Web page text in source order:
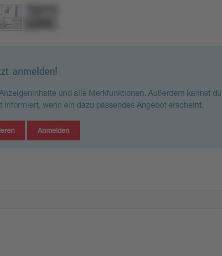
anmelden!
und alle Merkfunktionen. Außerdem kannst
wenn ein dazu passendes Angebot erscheint.
Anmelden